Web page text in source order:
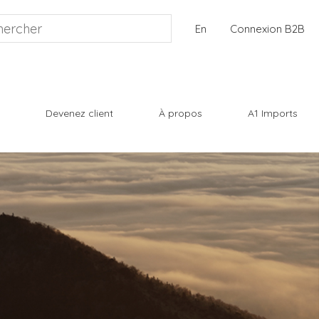
En Connexion B2B
Devenez client À propos A1 Imports